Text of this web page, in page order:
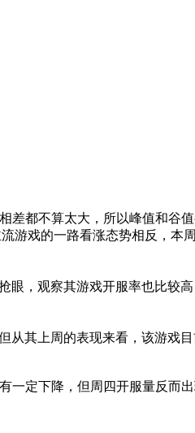
都不算太大，所以峰值和谷
游戏的一路看涨态势相反，本
眼，观察其游戏开服率也比较
从其上周的表现来看，该游戏
定下降，但周四开服量反而